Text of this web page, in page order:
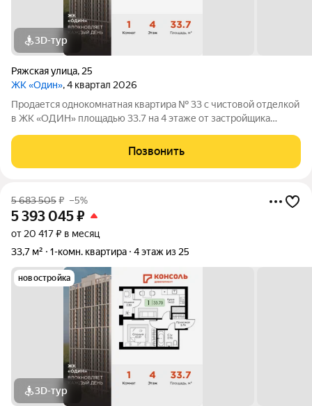
3D-тур
Ряжская улица, 25
ЖК «Один», 4 квартал 2026
Продается однокомнатная квартира № 33 с чистовой отделкой
в ЖК «ОДИН» площадью 33.7 на 4 этаже от застройщика
Позвонить
5 683 505₽ –5%
5 393 045₽
от 20 417 ₽ в месяц
33,7 м²
1-комн. квартира 4 этаж из 25
новостройка
3D-тур